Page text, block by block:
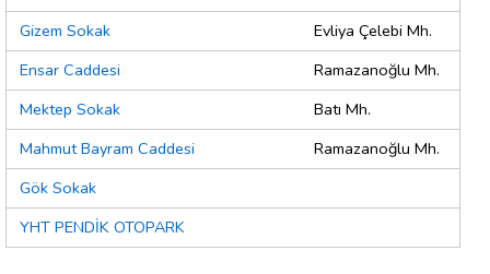
Gizem Sokak
Evliya Çelebi Mh.
Ensar Caddesi
Ramazanoğlu Mh.
Mektep Sokak
Batı Mh.
Mahmut Bayram Caddesi
Ramazanoğlu Mh.
Gök Sokak
YHT PENDİK OTOPARK